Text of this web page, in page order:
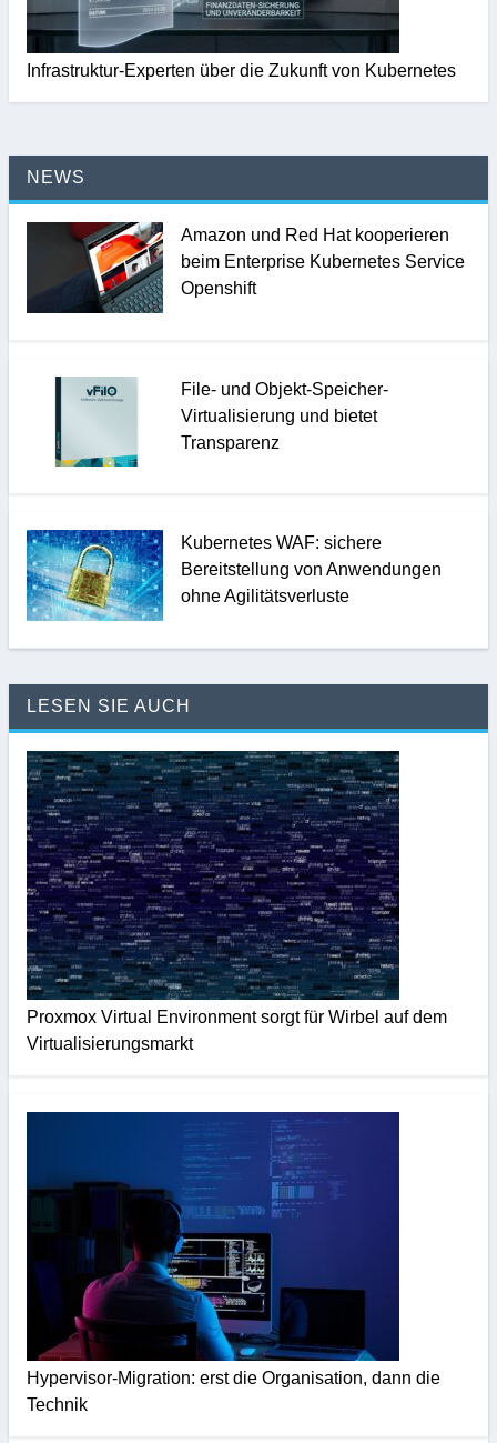
Infrastruktur-Experten über die Zukunft von Kubernetes
NEWS
Amazon und Red Hat kooperieren
beim Enterprise Kubernetes Service
Openshift
File- und Objekt-Speicher-
Virtualisierung und bietet
Transparenz
Kubernetes WAF: sichere
Bereitstellung von Anwendungen
ohne Agilitätsverluste
LESEN SIE AUCH
Proxmox Virtual Environment sorgt für Wirbel auf dem
Virtualisierungsmarkt
Hypervisor-Migration: erst die Organisation, dann die
Technik